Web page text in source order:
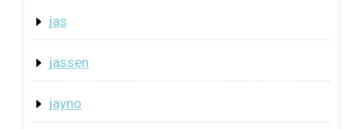
jas
jassen
jayno